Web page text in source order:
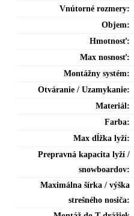
Vnútorné rozmery:
Objem:
Hmotnosť:
Max nosnosť:
Montážny systém:
Otváranie / Uzamykanie:
Materiál:
Farba:
Max dĺžka lyží:
Prepravná kapacita lyží /
snowboardov:
Maximálna šírka / výška
strešného nosiča: